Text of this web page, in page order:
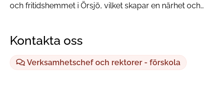
och fritidshemmet i Örsjö, vilket skapar en närhet och
Kontakta oss
Verksamhetschef och rektorer - förskola